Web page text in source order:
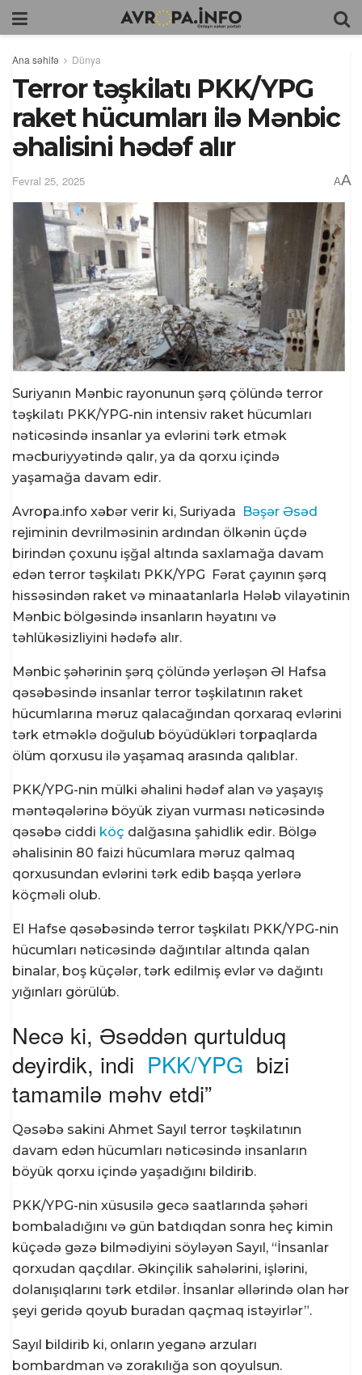
Ana səhifə Dünya
Terror təşkilatı PKK/YPG
raket hücumları ilə Mənbic
əhalisini hədəf alır
Fevral 25, 2025 AA
Suriyanın Mənbic rayonunun şərq çölündə terror
təşkilatı PKK/YPG-nin intensiv raket hücumları
nəticəsində insanlar ya evlərini tərk etmək
məcburiyyətində qalır, ya da qorxu içində
yaşamağa davam edir.
Avropa.info xəbər verir ki, Suriyada Bəşər Əsəd
rejiminin devrilməsinin ardından ölkənin üçdə
birindən çoxunu işğal altında saxlamağa davam
edən terror təşkilatı PKK/YPG Fərat çayının şərq
hissəsindən raket və minaatanlarla Hələb vilayətinin
Mənbic bölgəsində insanların həyatını və
təhlükəsizliyini hədəfə alır.
Mənbic şəhərinin şərq çölündə yerləşən Əl Hafsa
qəsəbəsində insanlar terror təşkilatının raket
hücumlarına məruz qalacağından qorxaraq evlərini
tərk etməklə doğulub böyüdükləri torpaqlarda
ölüm qorxusu ilə yaşamaq arasında qalıblar.
PKK/YPG-nin mülki əhalini hədəf alan və yaşayış
məntəqələrinə böyük ziyan vurması nəticəsində
qəsəbə ciddi köç dalğasına şahidlik edir. Bölgə
əhalisinin 80 faizi hücumlara məruz qalmaq
qorxusundan evlərini tərk edib başqa yerlərə
köçməli olub.
El Hafse qəsəbəsində terror təşkilatı PKK/YPG-nin
hücumları nəticəsində dağıntılar altında qalan
binalar, boş küçələr, tərk edilmiş evlər və dağıntı
yığınları görülüb.
Necə ki, Əsəddən qurtulduq
deyirdik, indi PKK/YPG bizi
tamamilə məhv etdi”
Qəsəbə sakini Ahmet Sayıl terror təşkilatının
davam edən hücumları nəticəsində insanların
böyük qorxu içində yaşadığını bildirib.
PKK/YPG-nin xüsusilə gecə saatlarında şəhəri
bombaladığını və gün batdıqdan sonra heç kimin
küçədə gəzə bilmədiyini söyləyən Sayıl, “İnsanlar
qorxudan qaçdılar. Əkinçilik sahələrini, işlərini,
dolanışıqlarını tərk etdilər. İnsanlar əllərində olan hər
şeyi geridə qoyub buradan qaçmaq istəyirlər”.
Sayıl bildirib ki, onların yeganə arzuları
bombardman və zorakılığa son qoyulsun.